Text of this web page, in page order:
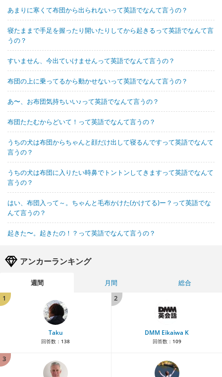
あまりに寒くて布団から出られないって英語でなんて言うの？
寝たままで手足を握ったり開いたりしてから起きるって英語でなんて言
うの？
すいません、今出ていけませんって英語でなんて言うの？
布団の上に乗ってるから動かせないって英語でなんて言うの？
あ〜、お布団気持ちいい♪って英語でなんて言うの？
布団たたむからどいて！って英語でなんて言うの？
うちの犬は布団からちゃんと顔だけ出して寝るんですって英語でなんて
言うの？
うちの犬は布団に入りたい時鼻でトントンしてきますって英語でなんて
言うの？
はい、布団入って～。ちゃんと毛布かけた(かけてる)ー？って英語でな
んて言うの？
起きた〜。起きたの！？って英語でなんて言うの？
アンカーランキング
週間 月間
総合
1
Taku
回答数： 138
2
DMM Eikaiwa K
回答数： 109
3